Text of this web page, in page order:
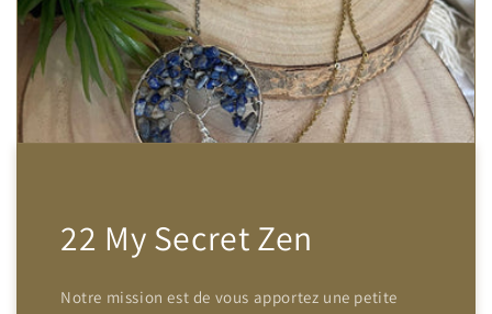
22 My Secret Zen
Notre mission est de vous apportez une petite